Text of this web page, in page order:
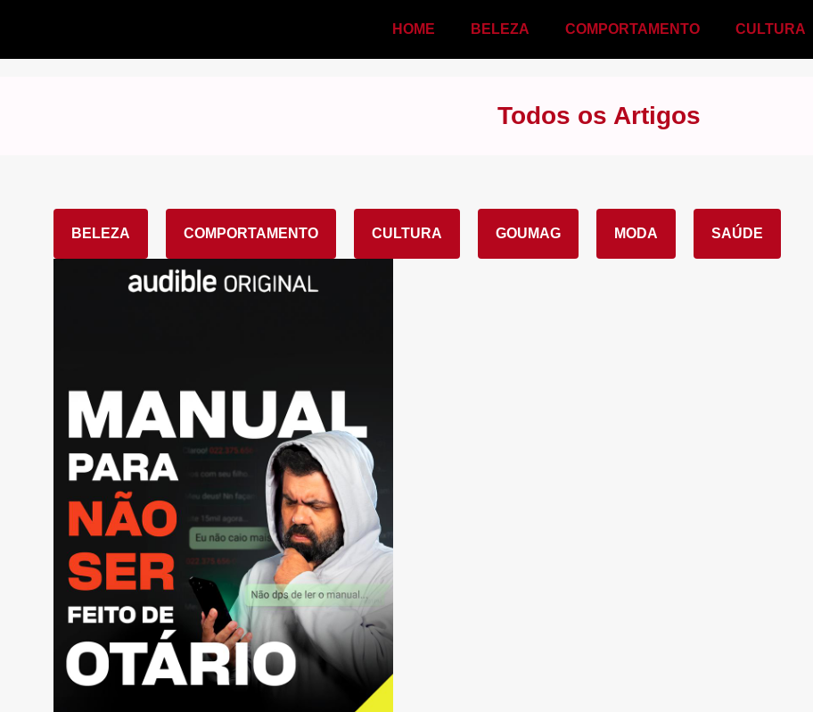
HOME BELEZA COMPORTAMENTO CULTURA
Todos os Artigos
BELEZA COMPORTAMENTO CULTURA GOUMAG MODA SAÚDE